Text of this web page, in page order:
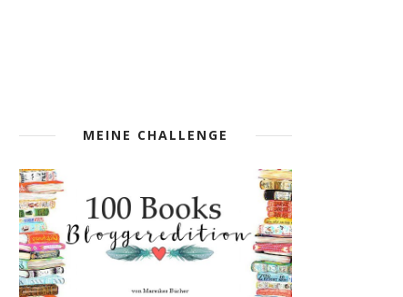
MEINE CHALLENGE